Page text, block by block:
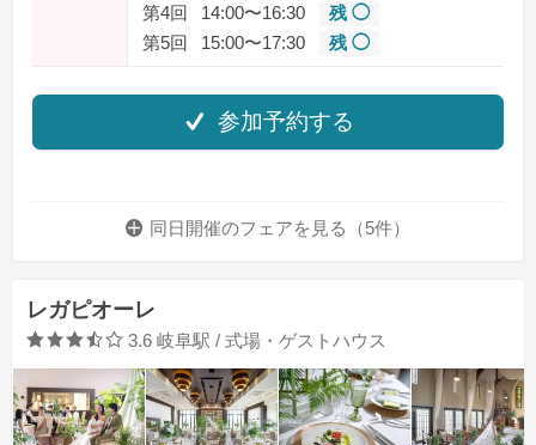
第4回 14:00〜16:30
残 ◯
第5回
15:00〜17:30 残 ◯
参加予約する
同日開催のフェアを 見る（5件）
レガピオーレ
口コミ評価
3.6 岐阜駅 / 式場・ゲストハウス